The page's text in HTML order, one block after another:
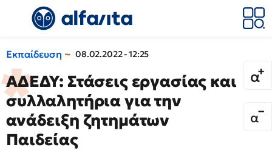
Εκπαίδευση 08.02.2022 - 12:25
ΑΔΕΔΥ: Στάσεις εργασίας και
συλλαλητήρια για την
ανάδειξη ζητημάτων
Παιδείας